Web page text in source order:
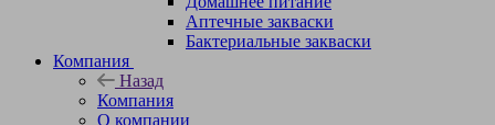
Аптечные закваски
Бактериальные закваски
Компания
Назад
Компания
О компании